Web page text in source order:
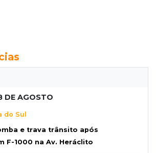
DE AGOSTO
do Sul
e trava trânsito após
F-1000 na Av. Heráclito